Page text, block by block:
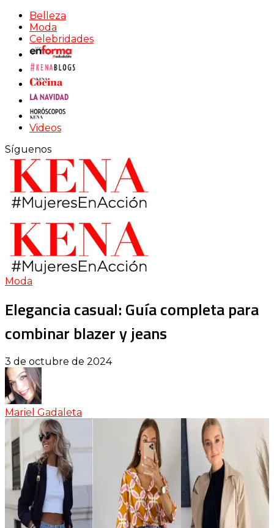
Belleza
Moda
Celebridades
Videos
Síguenos
Moda
Elegancia casual: Guía completa para
combinar blazer y jeans
3 de octubre de 2024
Mariel Gadaleta